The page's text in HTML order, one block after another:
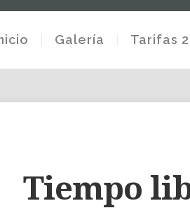
Galería Tarifas
Tiempo